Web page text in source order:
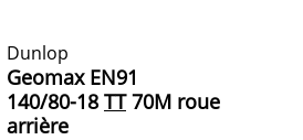
Dunlop
Geomax EN91
140/80-18 TT70M roue
arrière